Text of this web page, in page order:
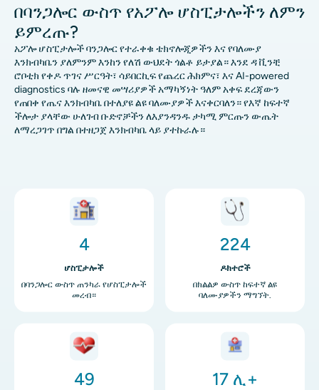
በባንጋሎር ውስጥ የአፖሎ ሆስፒታሎችን ለምን
ይምረጡ?
አፖሎ ሆስፒታሎች ባንጋሎር የተራቀቁ ቴክኖሎጂዎችን እና የባለሙያ
እንክብካቤን ያለምንም እንከን የለሽ ውህደት ጎልቶ ይታያል። እንደ ዳ ቪንቺ
ሮቦቲክ የቀዶ ጥገና ሥርዓት፣ ሳይበርኪፍ የጨረር ሕክምና፣ እና AI-powered
diagnostics ባሉ ዘመናዊ መሣሪያዎች አማካኝነት ዓለም አቀፍ ደረጃውን
የጠበቀ የጤና እንክብካቤ በተለያዩ ልዩ ባለሙያዎች እናቀርባለን። የእኛ ከፍተኛ
ችሎታ ያላቸው ሁለገብ ቡድኖቻችን ለእያንዳንዱ ታካሚ ምርጡን ውጤት
ለማረጋገጥ በግል በተዘጋጀ እንክብካቤ ላይ ያተኩራሉ።
ምስል
4
ሆስፒታሎች
በባንጋሎር ውስጥ ጠንካራ የሆስፒታሎች
መረብ።
ምስል
224
ዶክተሮች
በክልልዎ ውስጥ ከፍተኛ ልዩ
ባለሙያዎችን ማግኘት.
ምስል
49
ምስል
17 ሊ+